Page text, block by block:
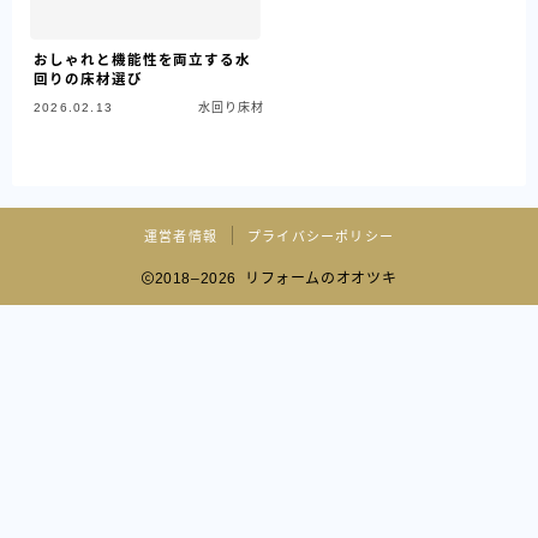
おしゃれと機能性を両立する水
回りの床材選び
2026.02.13 水回り床材
運営者情報 プライバシーポリシー
2018–2026 リフォームのオオツキ